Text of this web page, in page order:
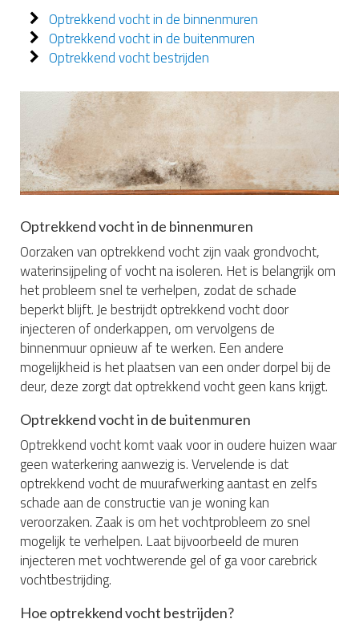
Optrekkend vocht in de binnenmuren
Optrekkend vocht in de buitenmuren
Optrekkend vocht bestrijden
Optrekkend vocht in de binnenmuren
Oorzaken van optrekkend vocht zijn vaak grondvocht,
waterinsijpeling of vocht na isoleren. Het is belangrijk om
het probleem snel te verhelpen, zodat de schade
beperkt blijft. Je bestrijdt optrekkend vocht door
injecteren of onderkappen, om vervolgens de
binnenmuur opnieuw af te werken. Een andere
mogelijkheid is het plaatsen van een onder dorpel bij de
deur, deze zorgt dat optrekkend vocht geen kans krijgt.
Optrekkend vocht in de buitenmuren
Optrekkend vocht komt vaak voor in oudere huizen waar
geen waterkering aanwezig is. Vervelende is dat
optrekkend vocht de muurafwerking aantast en zelfs
schade aan de constructie van je woning kan
veroorzaken. Zaak is om het vochtprobleem zo snel
mogelijk te verhelpen. Laat bijvoorbeeld de muren
injecteren met vochtwerende gel of ga voor carebrick
vochtbestrijding.
Hoe optrekkend vocht bestrijden?